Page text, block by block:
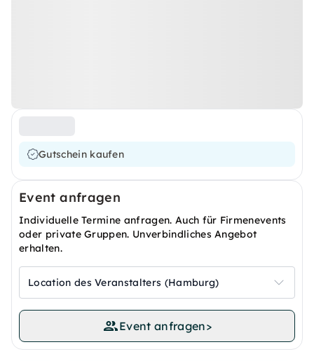
Gutschein kaufen
Event anfragen
Individuelle Termine anfragen. Auch für Firmenevents
oder private Gruppen. Unverbindliches Angebot
erhalten.
Location des Veranstalters (Hamburg)
Event anfragen>